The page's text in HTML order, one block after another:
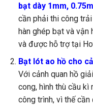
bạt dày 1mm,
cần phải thi công
hàn ghép bạt và vận
và được hỗ trợ tại
Bạt lót ao hồ cho
Với cảnh quan hồ
cong, hình thù cầu
công trình, vì thế